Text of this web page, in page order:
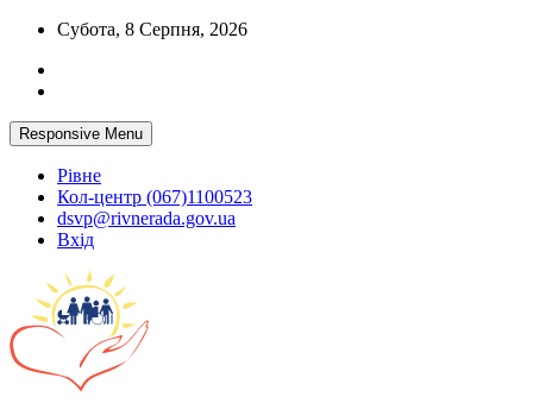
Skip
content
Субота, 8 Серпня, 2026
Responsive Menu
Рівне
Кол-центр (067)1100523
dsvp@rivnerada.gov.ua
Вхід